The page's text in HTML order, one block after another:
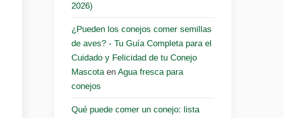
2026)
¿Pueden los conejos comer semillas
de aves? - Tu Guía Completa para el
Cuidado y Felicidad de tu Conejo
Mascota en Agua fresca para
conejos
Qué puede comer un conejo: lista